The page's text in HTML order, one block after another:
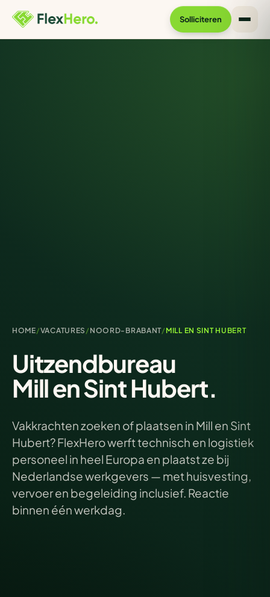
Solliciteren
HOME/VACATURES / NOORD-BRABANT/ MILL EN SINT HUBERT
Uitzendbureau
Mill en Sint Hubert.
Vakkrachten zoeken of plaatsen in Mill en Sint
Hubert? FlexHero werft technisch en logistiek
personeel in heel Europa en plaatst ze bij
Nederlandse werkgevers — met huisvesting,
vervoer en begeleiding inclusief. Reactie
binnen één werkdag.